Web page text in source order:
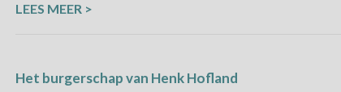
LEES MEER >
Het burgerschap van Henk Hofland